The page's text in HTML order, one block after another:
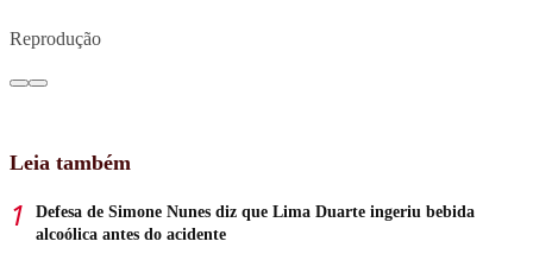
Reprodução
Leia também
Defesa de Simone Nunes diz que Lima Duarte ingeriu bebida
alcoólica antes do acidente